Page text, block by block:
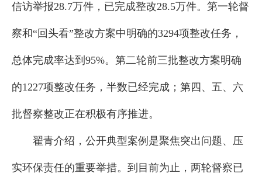
信访举报28.7万件，已完成整改28.5万件。第一轮督
察和“回头看”整改方案中明确的3294项整改任务，
总体完成率达到95%。第二轮前三批整改方案明确
的1227项整改任务，半数已经完成；第四、五、六
批督察整改正在积极有序推进。
翟青介绍，公开典型案例是聚焦突出问题、压
实环保责任的重要举措。到目前为止，两轮督察已